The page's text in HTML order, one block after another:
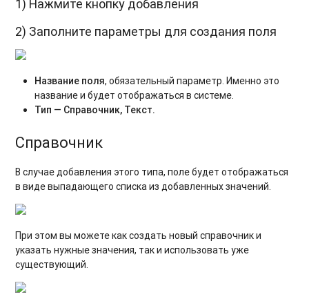
1) Нажмите кнопку добавления
2) Заполните параметры для создания поля
Название поля, обязательный параметр. Именно это
название и будет отображаться в системе.
Тип — Справочник, Текст.
Справочник
В случае добавления этого типа, поле будет отображаться
в виде выпадающего списка из добавленных значений.
При этом вы можете как создать новый справочник и
указать нужные значения, так и использовать уже
существующий.